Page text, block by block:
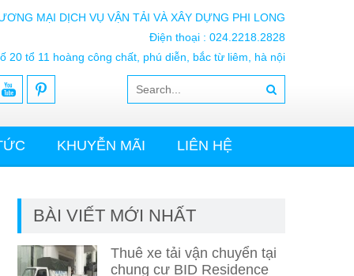
MẠI DỊCH VỤ VẬN TẢI VÀ XÂY DỰNG PHI LONG
Điện thoại : 024.2218.2828
20 tổ 11 hoàng công chất, phú diễn, bắc từ liêm, hà nội
KHUYỄN MÃI LIÊN HỆ
BÀI VIẾT MỚI NHẤT
Thuê xe tải vận chuyển tại
chung cư BID Residence